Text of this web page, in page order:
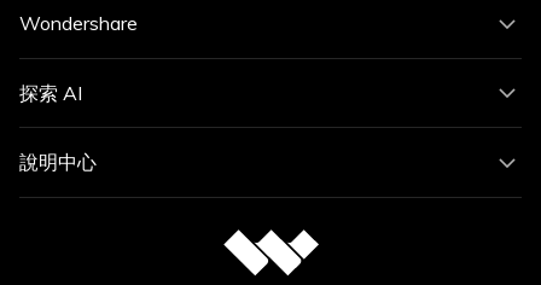
Wondershare
探索 AI
說明中心